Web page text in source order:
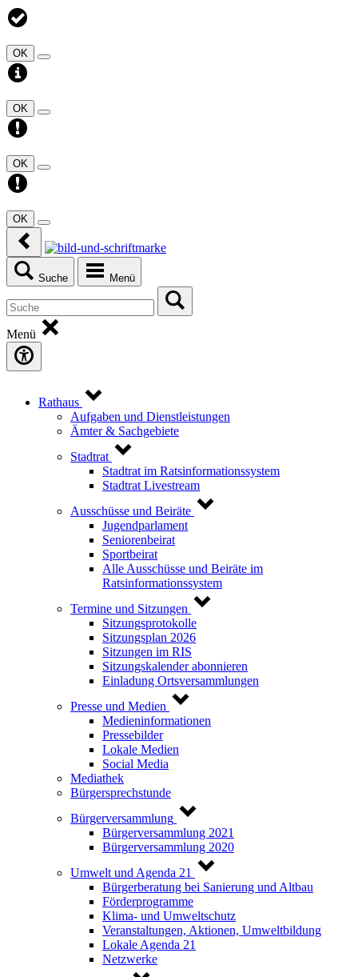
OK
OK
OK
OK
Suche Menü
Menü
Rathaus
Aufgaben und Dienstleistungen
Ämter & Sachgebiete
Stadtrat
Stadtrat im Ratsinformationssystem
Stadtrat Livestream
Ausschüsse und Beiräte
Jugendparlament
Seniorenbeirat
Sportbeirat
Alle Ausschüsse und Beiräte im
Ratsinformationssystem
Termine und Sitzungen
Sitzungsprotokolle
Sitzungsplan 2026
Sitzungen im RIS
Sitzungskalender abonnieren
Einladung Ortsversammlungen
Presse und Medien
Medieninformationen
Pressebilder
Lokale Medien
Social Media
Mediathek
Bürgersprechstunde
Bürgerversammlung
Bürgerversammlung 2021
Bürgerversammlung 2020
Umwelt und Agenda 21
Bürgerberatung bei Sanierung und Altbau
Förderprogramme
Klima- und Umweltschutz
Veranstaltungen, Aktionen, Umweltbildung
Lokale Agenda 21
Netzwerke